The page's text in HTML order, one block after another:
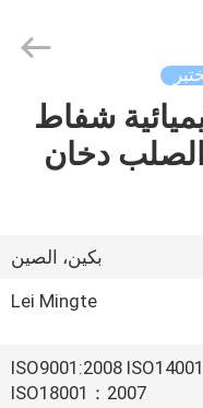
شفاط
تنفيس 2100CMH الصلب دخان
بكين، الصين
Lei Mingte
ISO9001:2008
ISO18001：2007